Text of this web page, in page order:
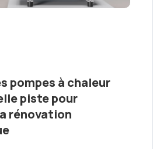
pompes à chaleur
piste pour
rénovation